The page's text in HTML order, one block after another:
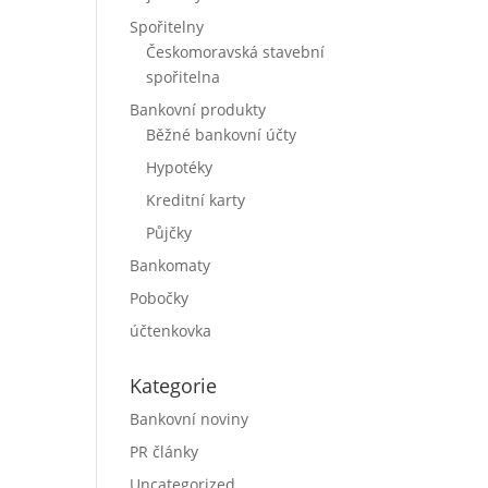
Spořitelny
Českomoravská stavební
spořitelna
Bankovní produkty
Běžné bankovní účty
Hypotéky
Kreditní karty
Půjčky
Bankomaty
Pobočky
účtenkovka
Kategorie
Bankovní noviny
PR články